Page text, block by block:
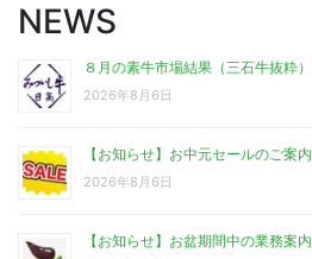
NEWS
８月の素牛市場結果（三石牛抜粋
2026年8月6日
【お知らせ】お中元セールのご案
2026年8月6日
【お知らせ】お盆期間中の業務案内